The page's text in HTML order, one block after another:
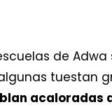
de Adwa
tuestan
acaloradas